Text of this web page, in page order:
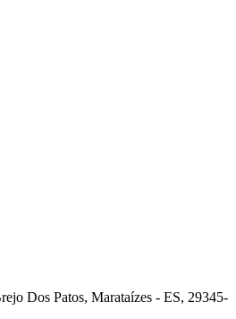
Dos Patos, Marataízes - ES, 29345-